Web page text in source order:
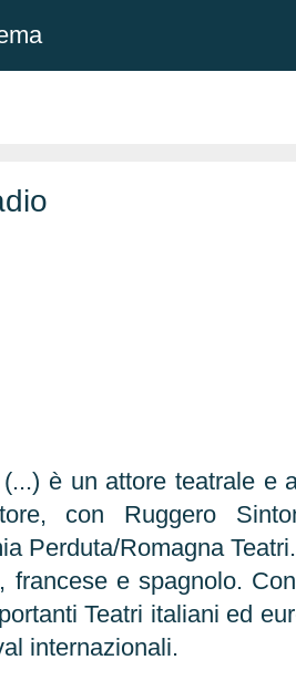
è un attore teatrale e
con Ruggero
Perduta/Romagna Teatri.
francese e spagnolo.
Teatri italiani ed
internazionali.